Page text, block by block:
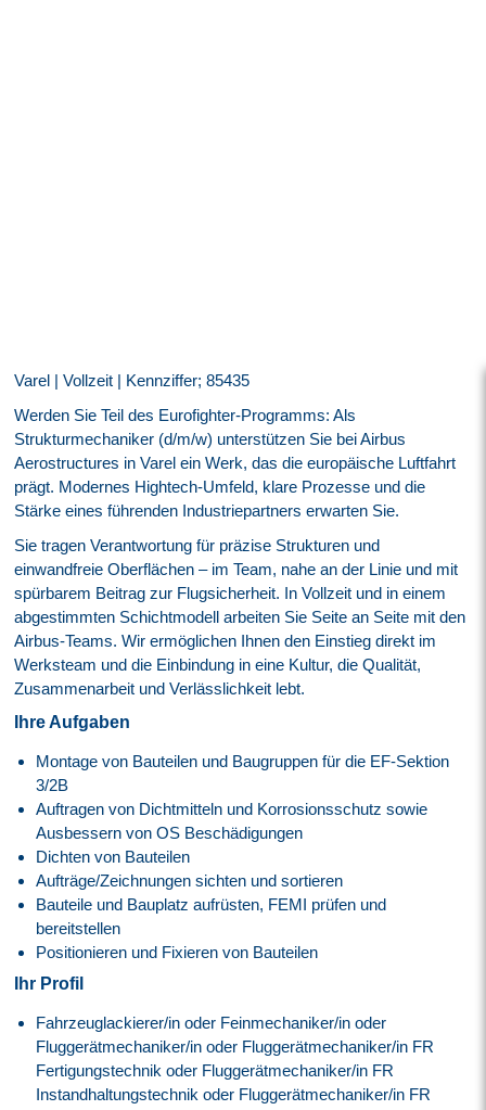
Varel | Vollzeit | Kennziffer; 85435
Werden Sie Teil des Eurofighter-Programms: Als
Strukturmechaniker (d/m/w) unterstützen Sie bei Airbus
Aerostructures in Varel ein Werk, das die europäische Luftfahrt
prägt. Modernes Hightech-Umfeld, klare Prozesse und die
Stärke eines führenden Industriepartners erwarten Sie.
Sie tragen Verantwortung für präzise Strukturen und
einwandfreie Oberflächen – im Team, nahe an der Linie und mit
spürbarem Beitrag zur Flugsicherheit. In Vollzeit und in einem
abgestimmten Schichtmodell arbeiten Sie Seite an Seite mit den
Airbus-Teams. Wir ermöglichen Ihnen den Einstieg direkt im
Werksteam und die Einbindung in eine Kultur, die Qualität,
Zusammenarbeit und Verlässlichkeit lebt.
Ihre Aufgaben
Montage von Bauteilen und Baugruppen für die EF-Sektion
3/2B
Auftragen von Dichtmitteln und Korrosionsschutz sowie
Ausbessern von OS Beschädigungen
Dichten von Bauteilen
Aufträge/Zeichnungen sichten und sortieren
Bauteile und Bauplatz aufrüsten, FEMI prüfen und
bereitstellen
Positionieren und Fixieren von Bauteilen
Ihr Profil
Fahrzeuglackierer/in oder Feinmechaniker/in oder
Fluggerätmechaniker/in oder Fluggerätmechaniker/in FR
Fertigungstechnik oder Fluggerätmechaniker/in FR
Instandhaltungstechnik oder Fluggerätmechaniker/in FR